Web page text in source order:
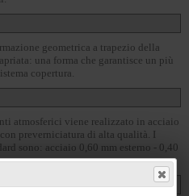
geometrica a trapezio della
una forma che garantisce un più
copertura.
atmosferici viene realizzato in acciaio
preverniciatura di alta qualità. I
sono: acciaio 0,60 mm esterno - 0,40